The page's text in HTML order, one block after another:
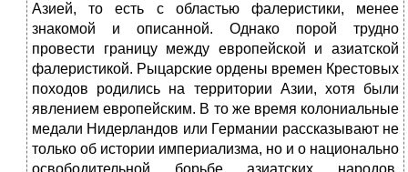
Азией, то есть с областью фалеристики, менее
знакомой и описанной. Однако порой трудно
провести границу между европейской и азиатской
фалеристикой. Рыцарские ордены времен Крестовых
походов родились на территории Азии, хотя были
явлением европейским. В то же время колониальные
медали Нидерландов или Германии рассказывают не
только об истории империализма, но и о национально